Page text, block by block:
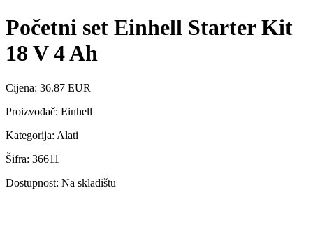
Početni set Einhell Starter Kit
18 V 4 Ah
Cijena: 36.87 EUR
Proizvođač: Einhell
Kategorija: Alati
Šifra: 36611
Dostupnost: Na skladištu